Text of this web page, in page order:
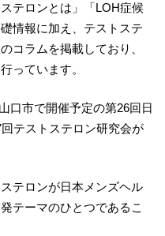
テロンとは」「LOH症候
情報に加え、テストステ
コラムを掲載しており、
っています。
口市で開催予定の第26回日
テストステロン研究会が
テロンが日本メンズヘル
テーマのひとつであるこ